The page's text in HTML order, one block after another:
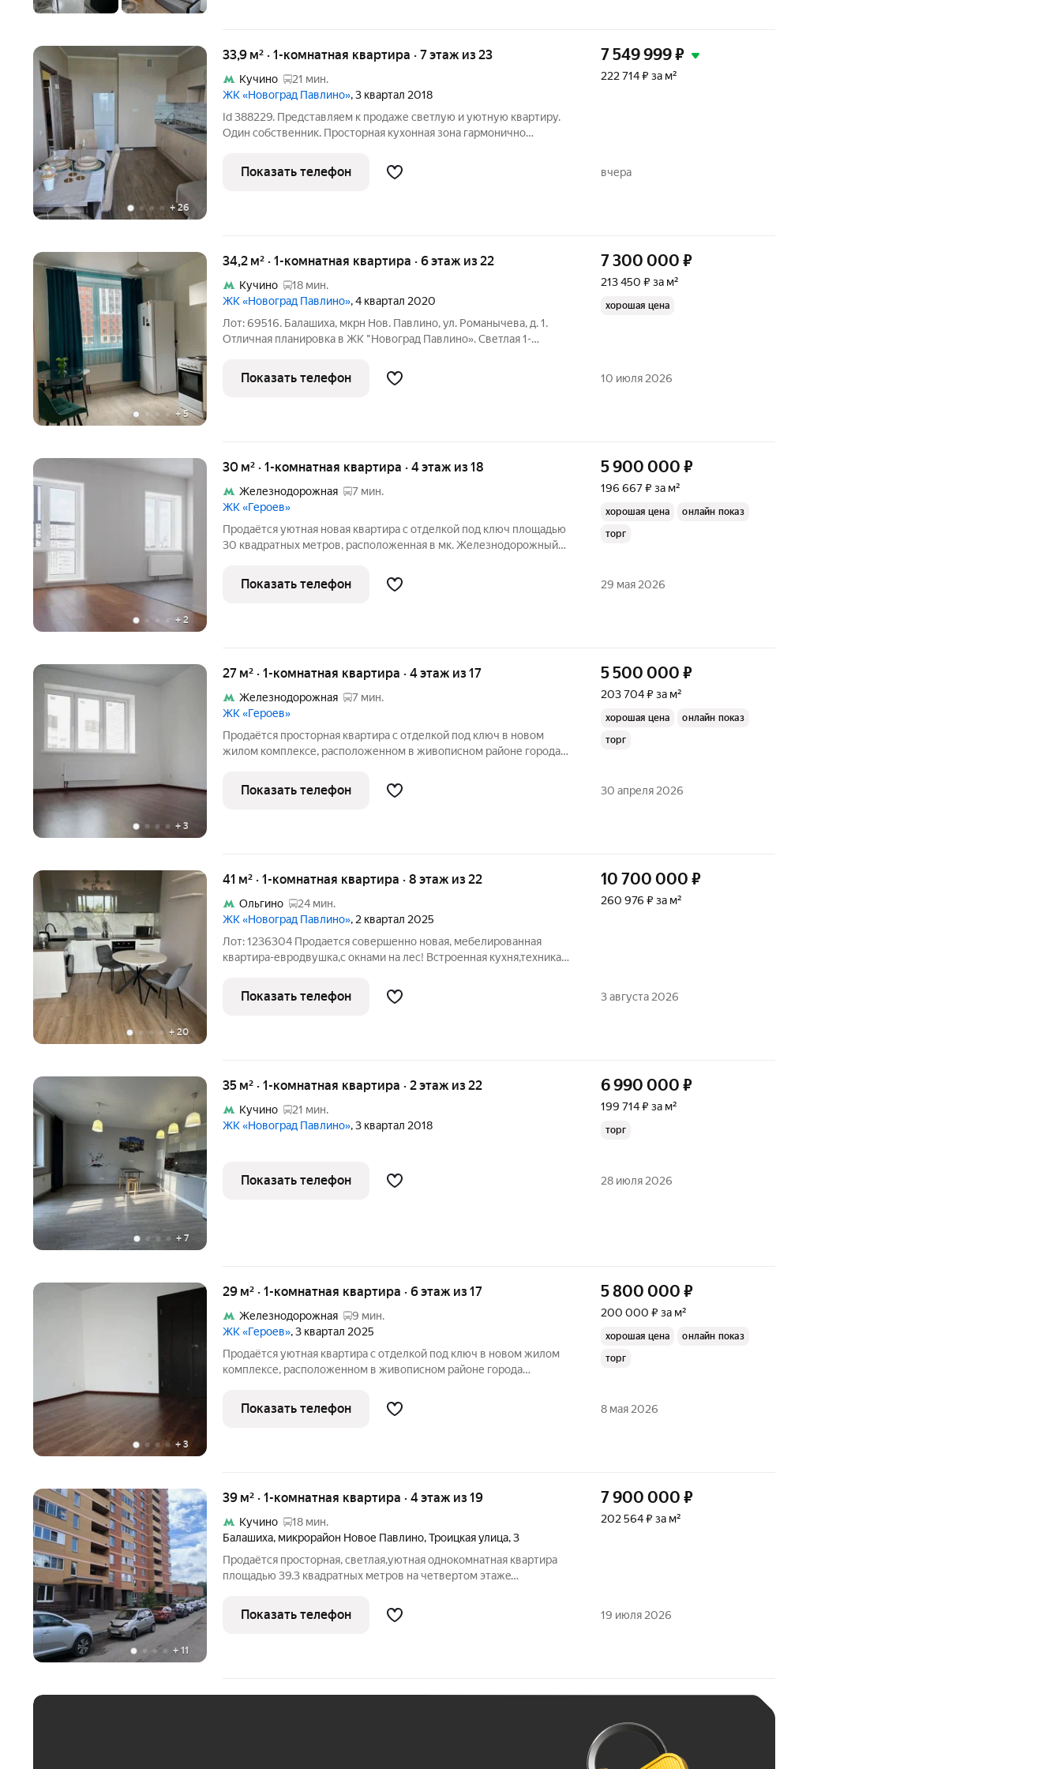
+ 26
33,9 м² · 1-комнатная квартира · 7 этаж из 23
Кучино
21 мин.
ЖК «Новоград Павлино», 3 квартал 2018
Id 388229. Представляем к продаже светлую и уютную квартиру.
Один собственник. Просторная кухонная зона гармонично
Ремонт выполнен с вниманием к деталям и готов к заселению,
что позволяет
7 549 999₽
222 714 ₽ за м²
Показать телефон вчера
+5
34,2 м² · 1-комнатная квартира · 6 этаж из 22
Кучино
18 мин.
ЖК «Новоград Павлино», 4 квартал 2020
Лот: 69516. Балашиха, мкрн Нов. Павлино, ул. Романычева, д. 1.
Отличная планировка в ЖК "Новоград Павлино». Светлая 1-
этаже 22-этажного монолитно-кирпичного дома. Продуманная
планировка:
7 300 000 ₽
213 450 ₽ за м²
хорошая цена
Показать телефон 10 июля 2026
+ 2
30 м² · 1-комнатная квартира · 4 этаж из 18
Железнодорожная
7 мин.
ЖК «Героев»
Продаётся уютная новая квартира с отделкой под ключ площадью
30 квадратных метров, расположенная в мк. Железнодорожный
рассрочка. Разумный торг. Звоните обсудим договоримся!
Квартира расположена на
5 900 000 ₽
196 667 ₽ за м²
хорошая цена
онлайн показ
торг
Показать телефон 29 мая 2026
+ 3
27 м² · 1-комнатная квартира · 4 этаж из 17
Железнодорожная
7 мин.
ЖК «Героев»
Продаётся просторная квартира с отделкой под ключ в новом
жилом комплексе, расположенном в живописном районе города
расположена на четвёртом этаже семнадцатиэтажного дома, что
обеспечивает прекрасный
5 500 000 ₽
203 704 ₽ за м²
хорошая цена
онлайн показ
торг
Показать телефон 30 апреля 2026
+20
41 м² · 1-комнатная квартира · 8 этаж из 22
Ольгино
24 мин.
ЖК «Новоград Павлино», 2 квартал 2025
Лот: 1236304 Продается совершенно новая, мебелированная
квартира-евродвушка,с окнами на лес! Встроенная кухня,техника
стиральные машины,в спальне кондиционер! В квартире два
больших шкафа,кровать с
10 700 000 ₽
260 976 ₽ за м²
Показать телефон 3 августа 2026
+ 7
35 м² · 1-комнатная квартира · 2 этаж из 22
Кучино
21 мин.
ЖК «Новоград Павлино», 3 квартал 2018
6 990 000 ₽
199 714 ₽ за м²
торг
Показать телефон 28 июля 2026
+ 3
29 м² · 1-комнатная квартира · 6 этаж из 17
Железнодорожная
9 мин.
ЖК «Героев», 3 квартал 2025
Продаётся уютная квартира с отделкой под ключ в новом жилом
комплексе, расположенном в живописном районе города
расположена на 6 этаже 17ти этажного дома, что обеспечивает
прекрасный вид из окон без
5 800 000 ₽
200 000 ₽ за м²
хорошая цена
онлайн показ
торг
Показать телефон 8 мая 2026
+ 11
39 м² · 1-комнатная квартира · 4 этаж из 19
Кучино
18 мин.
Балашиха, микрорайон Новое Павлино,Троицкая улица,3
Прoдаётся прoсторная, светлaя,уютная oднокoмнатнaя квapтирa
площaдью 39.3 квaдpaтныx метров на четвертом этажe
pасположеннoго в зелeном и paзвивающeмся райoне гopодa
Бaлaшиxи пo aдрeсу: Tpоицкая улица,
7 900 000 ₽
202 564 ₽ за м²
Показать телефон 19 июля 2026